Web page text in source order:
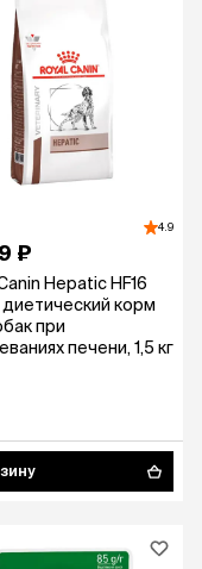
4.9
₽
Hepatic HF16
корм
при
печени, 1,5 кг